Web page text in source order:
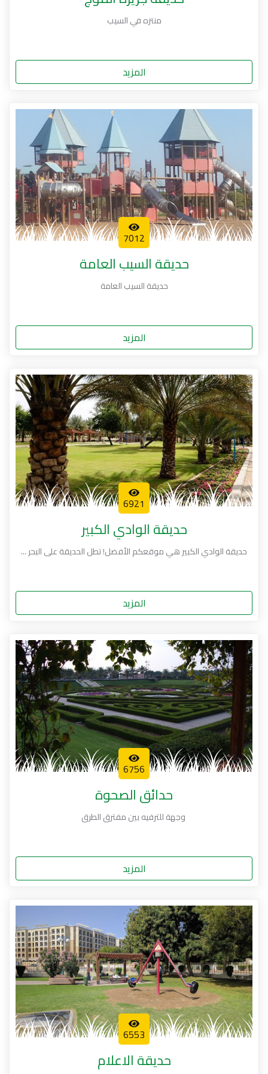
منتزه في السيب
المزيد
7012
حديقة السيب العامة
حديقة السيب العامة
المزيد
6921
حديقة الوادي الكبير
حديقة الوادي الكبير هي موقعكم الأفضل! تطل الحديقة على البحر ...
المزيد
6756
حدائق الصحوة
وجهة للترفيه بين مفترق الطرق
المزيد
6553
حديقة الاعلام